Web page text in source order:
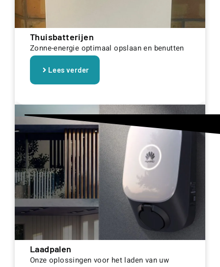
Thuisbatterijen
Zonne-energie optimaal opslaan en benutten
Lees verder
Laadpalen
Onze oplossingen voor het laden van uw